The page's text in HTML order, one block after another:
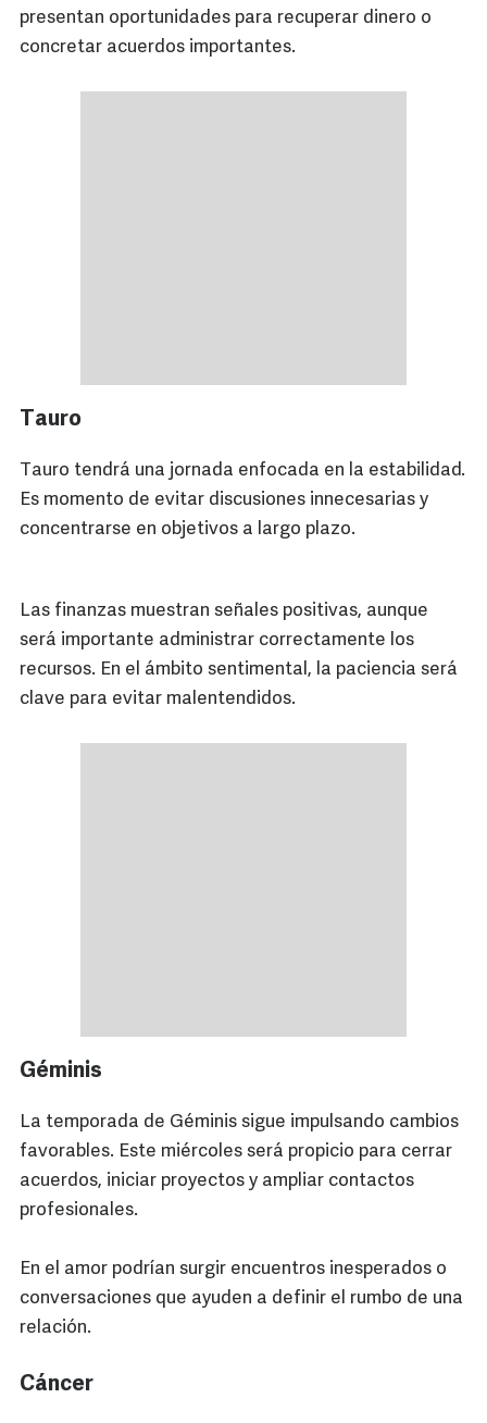
presentan oportunidades para recuperar dinero o
concretar acuerdos importantes.
Tauro
Tauro tendrá una jornada enfocada en la estabilidad.
Es momento de evitar discusiones innecesarias y
concentrarse en objetivos a largo plazo.
Las finanzas muestran señales positivas, aunque
será importante administrar correctamente los
recursos. En el ámbito sentimental, la paciencia será
clave para evitar malentendidos.
Géminis
La temporada de Géminis sigue impulsando cambios
favorables. Este miércoles será propicio para cerrar
acuerdos, iniciar proyectos y ampliar contactos
profesionales.
En el amor podrían surgir encuentros inesperados o
conversaciones que ayuden a definir el rumbo de una
relación.
Cáncer